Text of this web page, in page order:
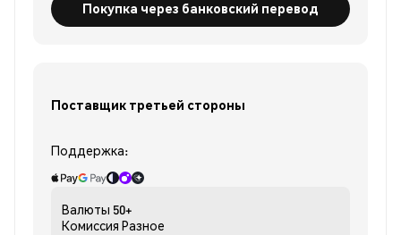
Покупка через банковский перевод
Поставщик третьей стороны
Поддержка:
Валюты 50+
Комиссия Разное